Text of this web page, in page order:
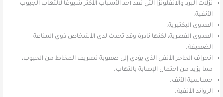
نزلات البرد والانفلونزا التي تعد أحد الأسباب الأكثر شيوعًا لالتهاب الجيوب
الأنفية.
العدوى البكتيرية.
العدوى الفطرية، لكنها نادرة وقد تحدث لدى الأشخاص ذوي المناعة
الضعيفة.
انحراف الحاجز الأنفي الذي يؤدي إلى صعوبة تصريف المخاط من الجيوب،
مما يزيد من احتمال الإصابة بالتهاب.
حساسية الأنف.
الزوائد الأنفية.